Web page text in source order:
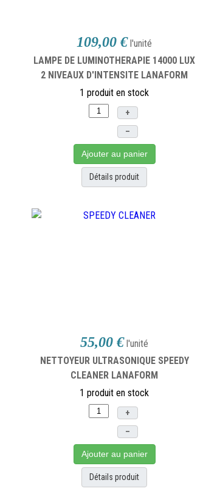
109,00 € l'unité
LAMPE DE LUMINOTHERAPIE 14000 LUX
2 NIVEAUX D'INTENSITE LANAFORM
1 produit en stock
+
–
Ajouter au panier
Détails produit
55,00 € l'unité
NETTOYEUR ULTRASONIQUE SPEEDY
CLEANER LANAFORM
1 produit en stock
+
–
Ajouter au panier
Détails produit